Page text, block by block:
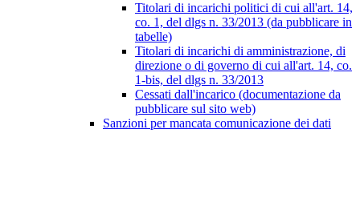
Titolari di incarichi politici di cui all'art. 14,
co. 1, del dlgs n. 33/2013 (da pubblicare in
tabelle)
Titolari di incarichi di amministrazione, di
direzione o di governo di cui all'art. 14, co.
1-bis, del dlgs n. 33/2013
Cessati dall'incarico (documentazione da
pubblicare sul sito web)
Sanzioni per mancata comunicazione dei dati